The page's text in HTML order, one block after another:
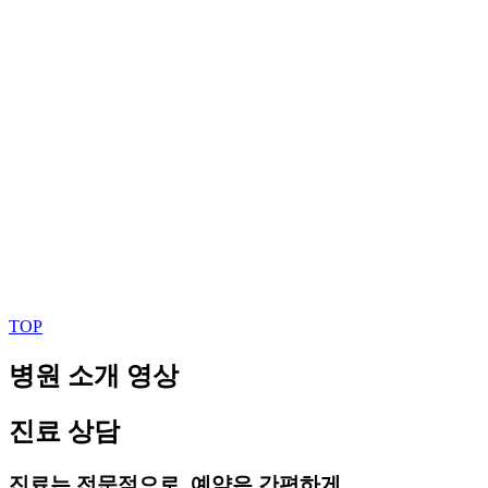
TOP
병원 소개 영상
진료 상담